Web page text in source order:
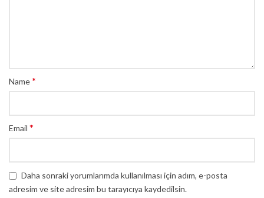
Name*
Email *
Daha sonraki yorumlarımda kullanılması için adım, e-posta
adresim ve site adresim bu tarayıcıya kaydedilsin.